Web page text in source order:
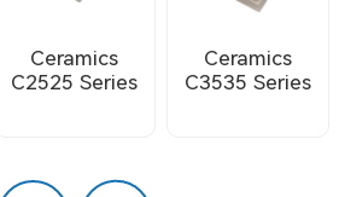
Ceramics
C2525 Series
Ceramics
C3535 Series